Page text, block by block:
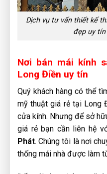
Dịch vụ tư vấn thiết kế
đẹp uy
Nơi bán mái kính
Long Điền uy tín
Quý khách hàng có thể
mỹ thuật giá rẻ tại Long
cửa kính. Nhưng để sở
giá rẻ bạn cần liên hệ
Phát. Chúng tôi là nơi
thống mái nhà được làm